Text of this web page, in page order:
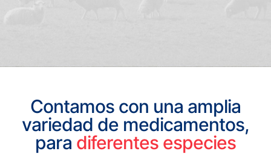
Contamos con una amplia
variedad de medicamentos,
para diferentes especies